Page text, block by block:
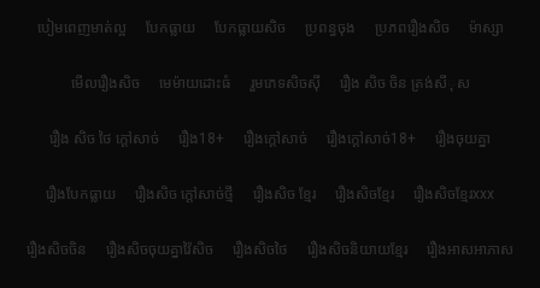
បៀមពេញមាត់ល្អ បែកធ្លាយ បែកធ្លាយសិច ប្រពន្ធចុង ប្រភពរឿងសិច ម៉ាស្សា
មើលរឿងសិច មេម៉ាយដោះធំ រួមភេទសិចស៊ី រឿង សិច ចិន ត្រង់សីុស
រឿង សិច ថៃ ក្តៅសាច់ រឿង18+ រឿងក្ដៅសាច់ រឿងក្ដៅសាច់18+ រឿងចុយគ្នា
រឿងបែកធ្លាយ រឿងសិច ក្តៅសាច់ថ្មី រឿងសិច ខ្មែរ រឿងសិចខ្មែរ រឿងសិចខ្មែរxxx
រឿងសិចចិន រឿងសិចចុយគ្នាវ៉ៃសិច រឿងសិចថៃ រឿងសិចនិយាយខ្មែរ រឿងអាសអាភាស